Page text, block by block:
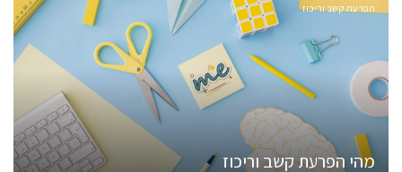
הפרעת קשב וריכוז
מהי הפרעת קשב וריכוז